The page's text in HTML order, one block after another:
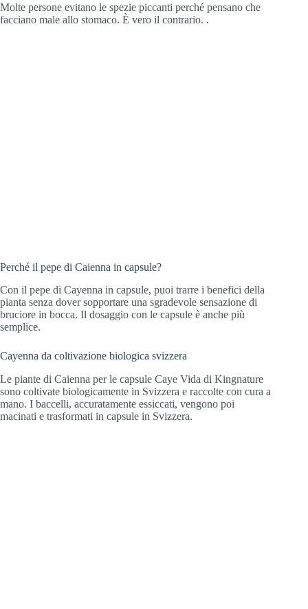
Molte persone evitano le spezie piccanti perché pensano che
facciano male allo stomaco. È vero il contrario. .
Perché il pepe di Caienna in capsule?
Con il pepe di Cayenna in capsule, puoi trarre i benefici della
pianta senza dover sopportare una sgradevole sensazione di
bruciore in bocca. Il dosaggio con le capsule è anche più
semplice.
Cayenna da coltivazione biologica svizzera
Le piante di Caienna per le capsule Caye Vida di Kingnature
sono coltivate biologicamente in Svizzera e raccolte con cura a
mano. I baccelli, accuratamente essiccati, vengono poi
macinati e trasformati in capsule in Svizzera.